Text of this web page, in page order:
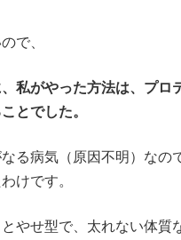
で、
私がやった方法は、プロ
とでした。
る病気（原因不明）なの
けです。
やせ型で、太れない体質